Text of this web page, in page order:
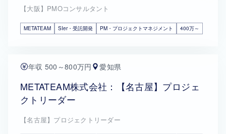
【大阪】PMOコンサルタント
METATEAM SIer・受託開発 PM・プロジェクトマネジメント 400万～
年収 500～800万円 愛知県
METATEAM株式会社：【名古屋】プロジェ
クトリーダー
【名古屋】プロジェクトリーダー